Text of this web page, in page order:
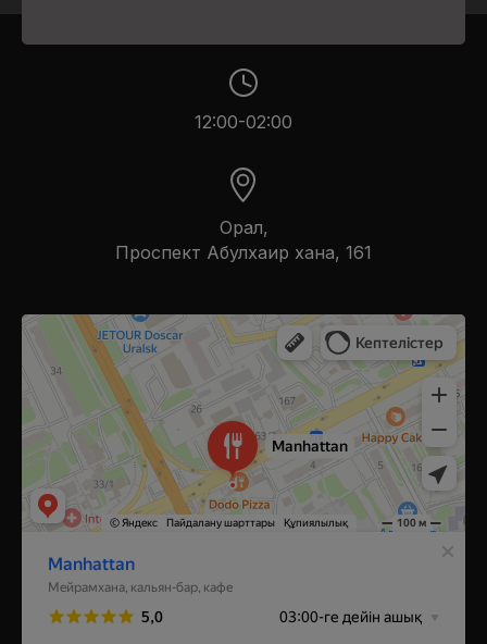
12:00-02:00
Орал,
​Проспект Абулхаир хана, 161
Manhattan
Ресторан в Уральске
Кальян-бар в Уральске